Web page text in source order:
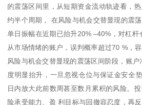
的震荡区间里，从短期资金流动轨迹看，
约半个周期， 在风险与机会交替显现的震
单日振幅在近期已抬升20% –40%，对杠
从市场情绪的账户，误判概率超过70 %，
风险与机会交替显现的震荡区间阶段，账
度明显抬升，一旦忽视仓位与保证金安全
日内放大此前数周甚至数月累积的风险。
险承受能力、盈 利目标与回撤容忍度，再